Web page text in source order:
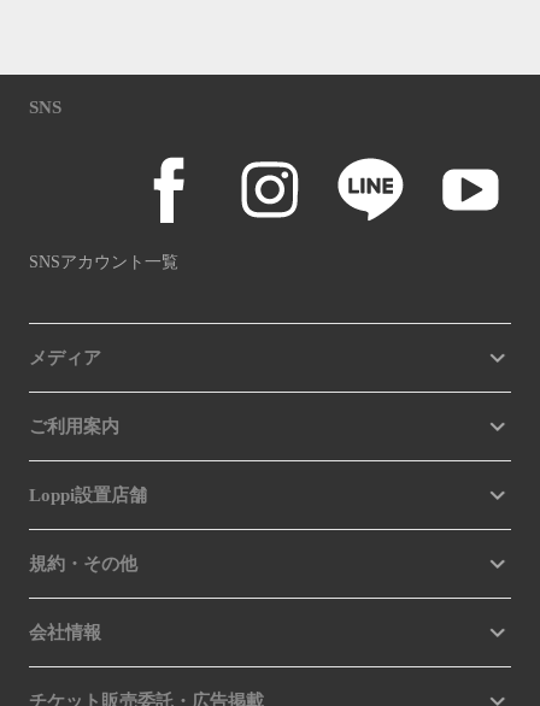
SNS
SNSアカウント一覧
メディア
ご利用案内
Loppi設置店舗
規約・その他
会社情報
チケット販売委託・広告掲載